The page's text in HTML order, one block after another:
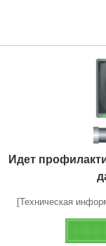
Идет
[Техническая